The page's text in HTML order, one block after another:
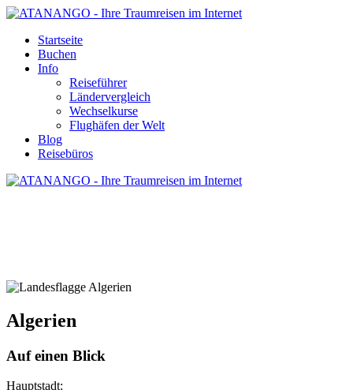
Startseite
Buchen
Info
Reiseführer
Ländervergleich
Wechselkurse
Flughäfen der Welt
Blog
Reisebüros
Algerien
Auf einen Blick
Hauptstadt: